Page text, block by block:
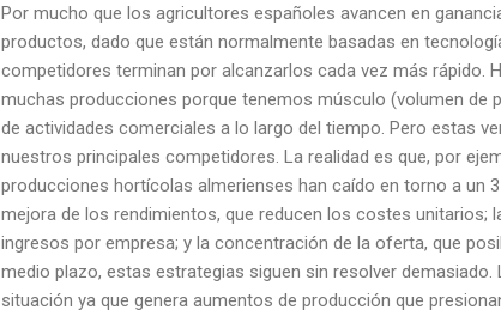
Por mucho que los agricultores españoles avancen en
productos, dado que están normalmente basadas en
competidores terminan por alcanzarlos cada vez más
muchas producciones porque tenemos músculo (volumen de
de actividades comerciales a lo largo del tiempo. Pero estas
nuestros principales competidores. La realidad es que, por
producciones hortícolas almerienses han caído en torno a un
mejora de los rendimientos, que reducen los costes unitarios;
ingresos por empresa; y la concentración de la oferta, que
medio plazo, estas estrategias siguen sin resolver
situación ya que genera aumentos de producción que